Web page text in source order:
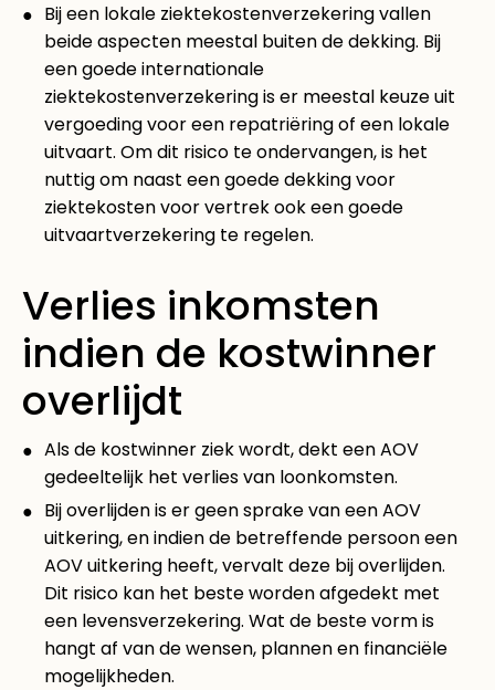
Bij een lokale ziektekostenverzekering vallen
beide aspecten meestal buiten de dekking. Bij
een goede internationale
ziektekostenverzekering is er meestal keuze uit
vergoeding voor een repatriëring of een lokale
uitvaart. Om dit risico te ondervangen, is het
nuttig om naast een goede dekking voor
ziektekosten voor vertrek ook een goede
uitvaartverzekering te regelen.
Verlies inkomsten
indien de kostwinner
overlijdt
Als de kostwinner ziek wordt, dekt een AOV
gedeeltelijk het verlies van loonkomsten.
Bij overlijden is er geen sprake van een AOV
uitkering, en indien de betreffende persoon een
AOV uitkering heeft, vervalt deze bij overlijden.
Dit risico kan het beste worden afgedekt met
een levensverzekering. Wat de beste vorm is
hangt af van de wensen, plannen en financiële
mogelijkheden.